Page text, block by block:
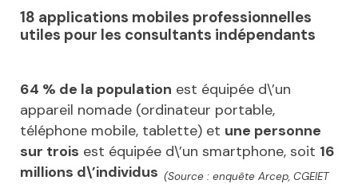
18 applications mobiles professionnelles
utiles pour les consultants indépendants
64 % de la population est équipée d\’un
appareil nomade (ordinateur portable,
téléphone mobile, tablette) et une personne
sur trois est équipée d\’un smartphone, soit 16
millions d\’individus (Source : enquête Arcep, CGEIET